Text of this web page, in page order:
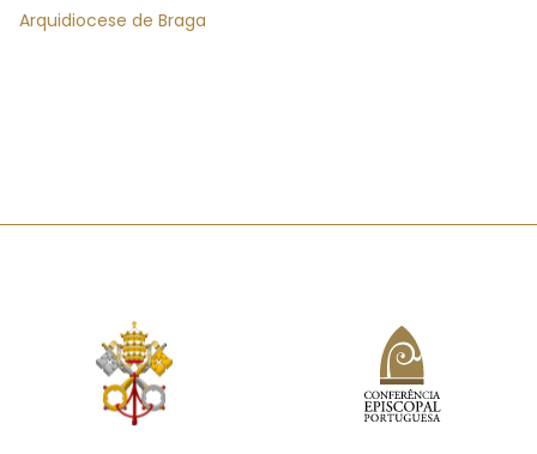
Arquidiocese de Braga